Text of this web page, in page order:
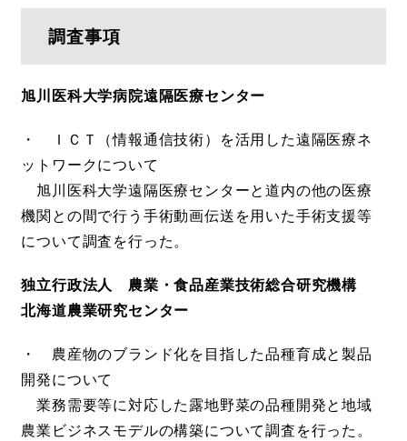
調査事項
旭川医科大学病院遠隔医療センター
・ ＩＣＴ（情報通信技術）を活用した遠隔医療ネ
ットワークについて
旭川医科大学遠隔医療センターと道内の他の医療
機関との間で行う手術動画伝送を用いた手術支援等
について調査を行った。
独立行政法人 農業・食品産業技術総合研究機構
北海道農業研究センター
・ 農産物のブランド化を目指した品種育成と製品
開発について
業務需要等に対応した露地野菜の品種開発と地域
農業ビジネスモデルの構築について調査を行った。